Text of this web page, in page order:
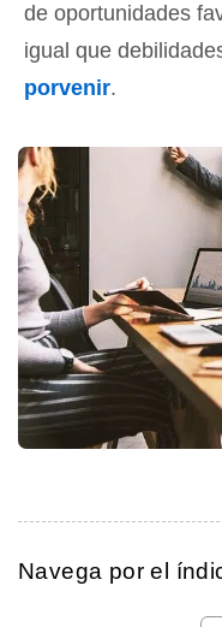
de oportunidades
igual que
porvenir.
Navega por el